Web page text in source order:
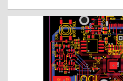
e
b
e
s
t